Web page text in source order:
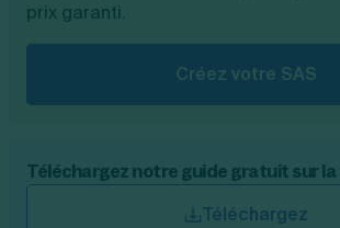
prix garanti.
Créez votre SAS
Téléchargez notre guide gratuit sur la
Téléchargez